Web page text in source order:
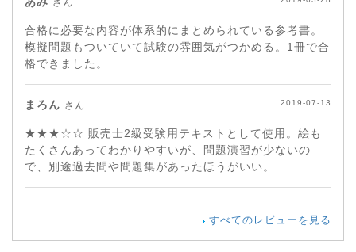
さん
合格に必要な内容が体系的にまとめられている参考書。
模擬問題もついていて試験の雰囲気がつかめる。1冊で合
格できました。
まろん さん 2019-07-13
★★★☆☆ 販売士2級受験用テキストとして使用。絵も
たくさんあってわかりやすいが、問題演習が少ないの
で、別途過去問や問題集があったほうがいい。
すべてのレビューを見る